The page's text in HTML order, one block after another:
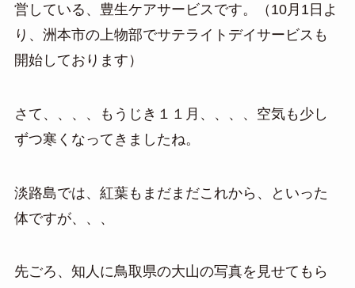
営している、豊生ケアサービスです。（10月1日よ
り、洲本市の上物部でサテライトデイサービスも
開始しております）
さて、、、、もうじき１１月、、、、空気も少し
ずつ寒くなってきましたね。
淡路島では、紅葉もまだまだこれから、といった
体ですが、、、
先ごろ、知人に鳥取県の大山の写真を見せてもら